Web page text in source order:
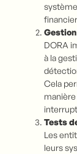
DORA
à la
Cela
Tests
Les
leurs